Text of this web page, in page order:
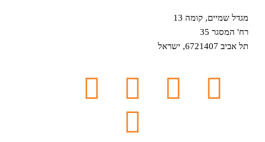
מגדל שמיים, קומה 13
רח' המסגר 35
תל אביב 6721407, ישראל